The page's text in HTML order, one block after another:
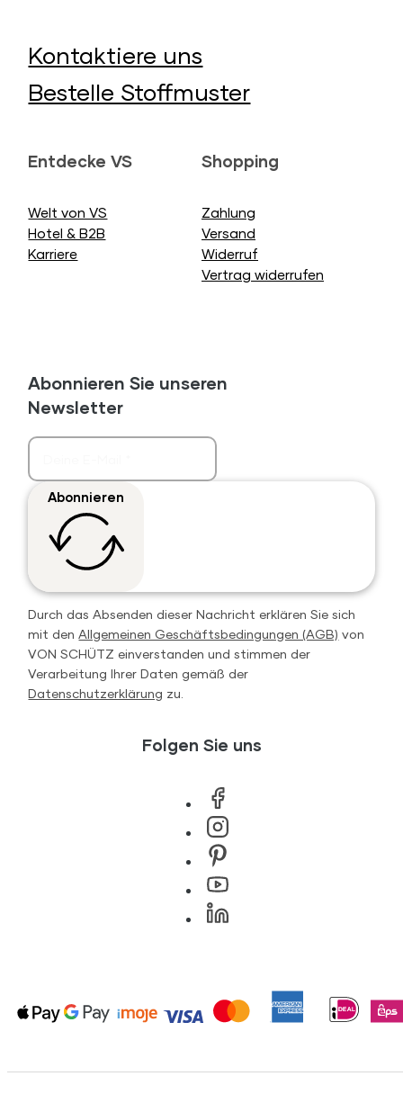
Kontaktiere uns
Bestelle Stoffmuster
Entdecke VS
Welt von VS
Hotel & B2B
Karriere
Shopping
Zahlung
Versand
Widerruf
Vertrag widerrufen
Abonnieren Sie unseren
Newsletter
Abonnieren
Durch das Absenden dieser Nachricht erklären Sie sich
mit denAllgemeinen Geschäftsbedingungen (AGB) von
VON SCHÜTZ einverstanden und stimmen der
Verarbeitung Ihrer Daten gemäß der
Datenschutzerklärung zu.
Folgen Sie uns